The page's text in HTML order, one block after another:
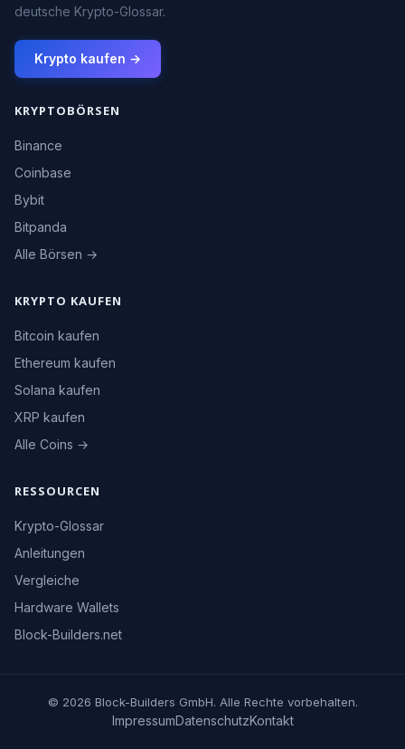
deutsche Krypto-Glossar.
Krypto kaufen →
KRYPTOBÖRSEN
Binance
Coinbase
Bybit
Bitpanda
Alle Börsen →
KRYPTO KAUFEN
Bitcoin kaufen
Ethereum kaufen
Solana kaufen
XRP kaufen
Alle Coins →
RESSOURCEN
Krypto-Glossar
Anleitungen
Vergleiche
Hardware Wallets
Block-Builders.net
© 2026 Block-Builders GmbH. Alle Rechte vorbehalten.
ImpressumDatenschutzKontakt